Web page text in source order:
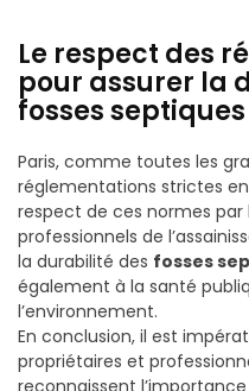
Le respect des
pour assurer la
fosses septiques
Paris, comme toutes les
réglementations strictes
respect de ces normes par
professionnels de
la durabilité des fosses
également à la santé
l’environnement.
En conclusion, il est
propriétaires et